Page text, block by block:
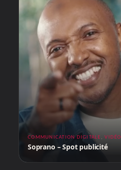
Soprano – Spot publicité
COMMUNICATION DIGITALE , VIDÉO